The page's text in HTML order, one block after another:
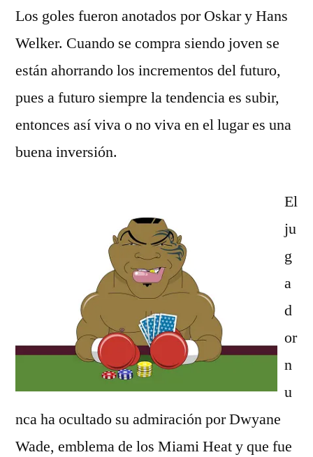
Los goles fueron anotados por Oskar y Hans
Welker. Cuando se compra siendo joven se
están ahorrando los incrementos del futuro,
pues a futuro siempre la tendencia es subir,
entonces así viva o no viva en el lugar es una
buena inversión.
El
ju
g
a
d
or
n
u
nca ha ocultado su admiración por Dwyane
Wade, emblema de los Miami Heat y que fue